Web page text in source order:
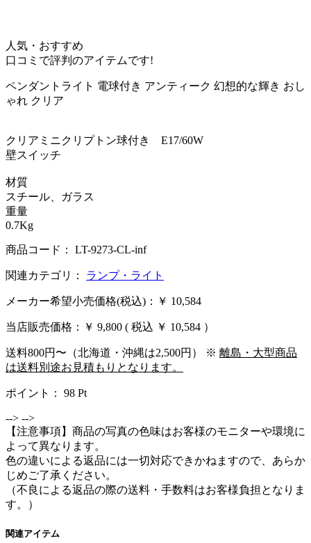
人気・おすすめ
口コミで評判のアイテムです!
ペンダントライト 電球付き アンティーク 幻想的な輝き おし
ゃれ クリア
クリアミニクリプトン球付き E17/60W
壁スイッチ
材質
スチール、ガラス
重量
0.7Kg
商品コード： LT-9273-CL-inf
関連カテゴリ： ランプ・ライト
メーカー希望小売価格(税込)：￥ 10,584
当店販売価格： ￥ 9,800 ( 税込 ￥ 10,584 ）
送料800円〜（北海道・沖縄は2,500円） ※ 離島・大型商品
は送料別途お見積もりとなります。
ポイント： 98 Pt
--> -->
【注意事項】商品の写真の色味はお客様のモニターや環境に
よって異なります。
色の違いによる返品には一切対応できかねますので、あらか
じめご了承ください。
（不良による返品の際の送料・手数料はお客様負担となりま
す。）
関連アイテム